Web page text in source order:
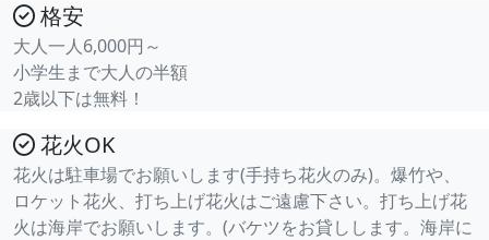
格安
大人一人6,000円～
小学生まで大人の半額
2歳以下は無料！
花火OK
花火は駐車場でお願いします(手持ち花火のみ)。爆竹や、
ロケット花火、打ち上げ花火はご遠慮下さい。打ち上げ花
火は海岸でお願いします。(バケツをお貸しします。海岸に